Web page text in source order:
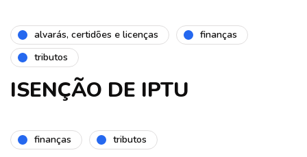
alvarás, certidões e licenças
finanças
tributos
ISENÇÃO DE IPTU
finanças tributos